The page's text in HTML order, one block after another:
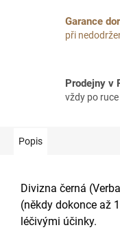
Garance
při
Prodejny v
vždy po
Popis
Divizna černá
(někdy dokonce až
léčivými účinky.